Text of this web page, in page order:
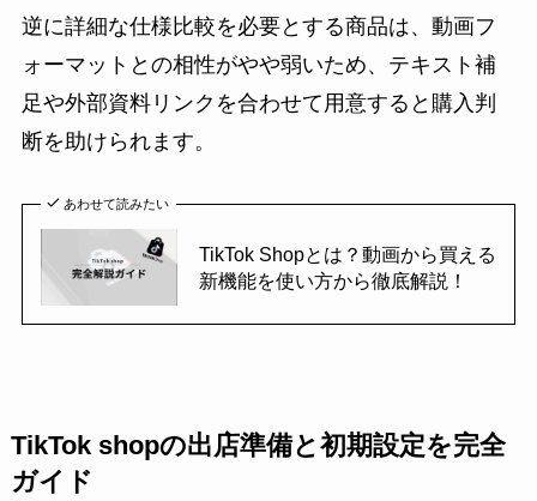
逆に詳細な仕様比較を必要とする商品は、動画フ
ォーマットとの相性がやや弱いため、テキスト補
足や外部資料リンクを合わせて用意すると購入判
断を助けられます。
あわせて読みたい
TikTok Shopとは？動画から買える
新機能を使い方から徹底解説！
TikTok shopの出店準備と初期設定を完全
ガイド